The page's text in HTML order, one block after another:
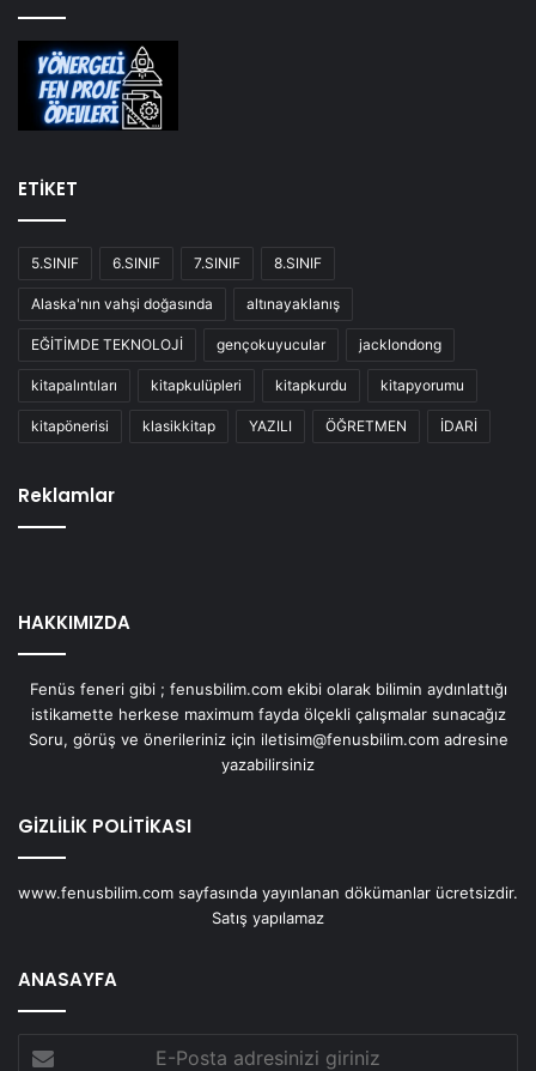
ETİKET
5.SINIF 6.SINIF 7.SINIF 8.SINIF
Alaska'nın vahşi doğasında altınayaklanış
EĞİTİMDE TEKNOLOJİ gençokuyucular jacklondong
kitapalıntıları kitapkulüpleri kitapkurdu kitapyorumu
kitapönerisi klasikkitap YAZILI ÖĞRETMEN İDARİ
Reklamlar
HAKKIMIZDA
Fenüs feneri gibi ; fenusbilim.com ekibi olarak bilimin aydınlattığı
istikamette herkese maximum fayda ölçekli çalışmalar sunacağız
Soru, görüş ve önerileriniz için iletisim@fenusbilim.com adresine
yazabilirsiniz
GİZLİLİK POLİTİKASI
www.fenusbilim.com sayfasında yayınlanan dökümanlar ücretsizdir.
Satış yapılamaz
ANASAYFA